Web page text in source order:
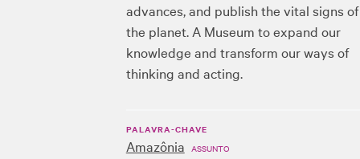
advances, and publish the vital signs of
the planet. A Museum to expand our
knowledge and transform our ways of
thinking and acting.
PALAVRA-CHAVE
Amazônia ASSUNTO